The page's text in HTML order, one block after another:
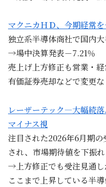
マクニカＨＤ、今期経常
独立系半導体商社で国内
→場中決算発表－7.21％
売上げ上方修正も営業・
有価証券売却などで変更な
レーザーテック—大幅続
マイナス視
注目された2026年6月期
され、市場期待値を下振れ
→上方修正でも受注見通
ここまで上昇している半